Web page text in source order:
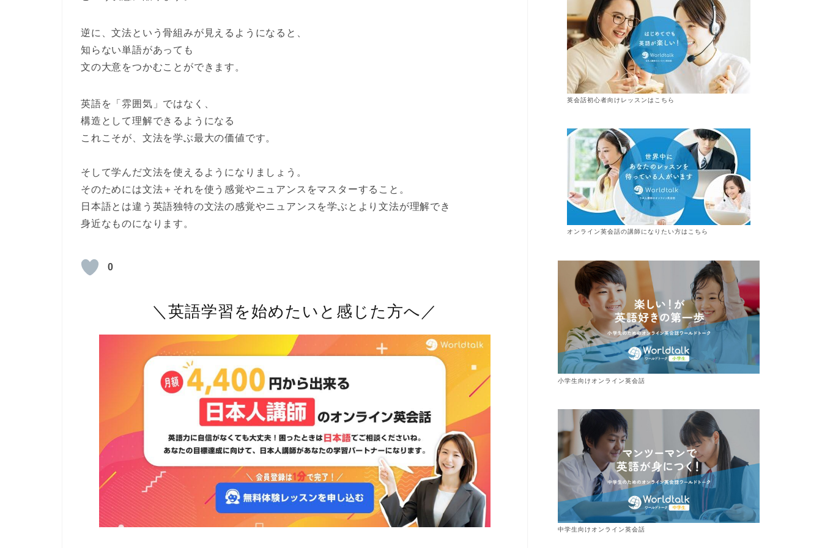
逆に、文法という骨組みが見えるようになると、
知らない単語があっても
文の大意をつかむことができます。
英語を「雰囲気」ではなく、
構造として理解できるようになる
これこそが、文法を学ぶ最大の価値です。
そして学んだ文法を使えるようになりましょう。
そのためには文法＋それを使う感覚やニュアンスをマスターすること。
日本語とは違う英語独特の文法の感覚やニュアンスを学ぶとより文法が理解でき
身近なものになります。
0
＼英語学習を始めたいと感じた方へ／
英会話初心者向けレッスンはこちら
オンライン英会話の講師になりたい方はこちら
小学生向けオンライン英会話
中学生向けオンライン英会話